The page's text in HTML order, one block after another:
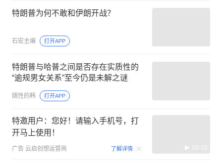
特朗普为何不敢和伊朗开战？
石宏主编 打开APP
特朗普与哈普之间是否存在实质性的
“逾规男女关系”至今仍是未解之谜
随性的韩 打开APP
特邀用户：您好！请输入手机号，打
开马上使用！
广告 云启创想运营商 了解详情 00:15